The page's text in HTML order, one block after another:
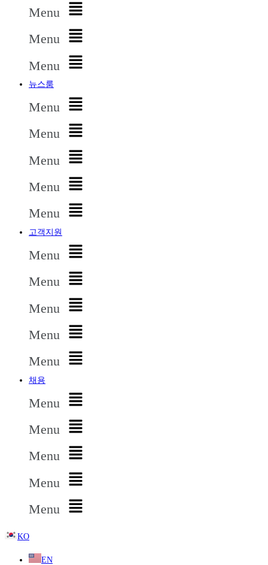
Menu
Menu
Menu
뉴스룸
Menu
Menu
Menu
Menu
Menu
고객지원
Menu
Menu
Menu
Menu
Menu
채용
Menu
Menu
Menu
Menu
Menu
KO
EN